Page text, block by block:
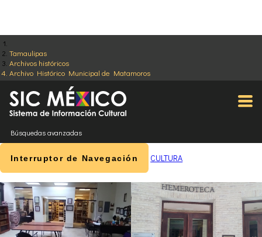
Tamaulipas
Archivos históricos
Archivo Histórico Municipal de Matamoros
Búsquedas avanzadas
Interruptor de Navegación CULTURA